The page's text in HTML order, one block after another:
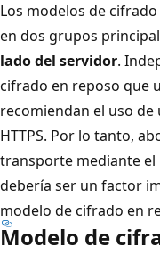
Los modelos de
en dos grupos
lado del servidor.
cifrado en reposo que
recomiendan el uso
HTTPS. Por lo tanto,
transporte mediante
debería ser un factor
modelo de cifrado en
Modelo de